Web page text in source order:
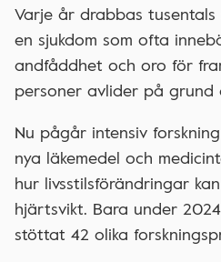
Varje år drabbas tusentals
en sjukdom som ofta
andfåddhet och oro för
personer avlider på
Nu pågår intensiv
nya läkemedel och
hur livsstilsförändringar
hjärtsvikt. Bara under
stöttat 42 olika